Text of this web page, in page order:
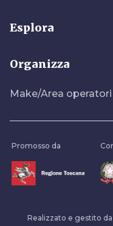
Esplora
Organizza
Make/Area operatori
Promosso da
Realizzato e gestito da